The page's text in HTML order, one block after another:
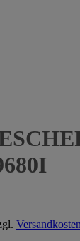
Versandkosten